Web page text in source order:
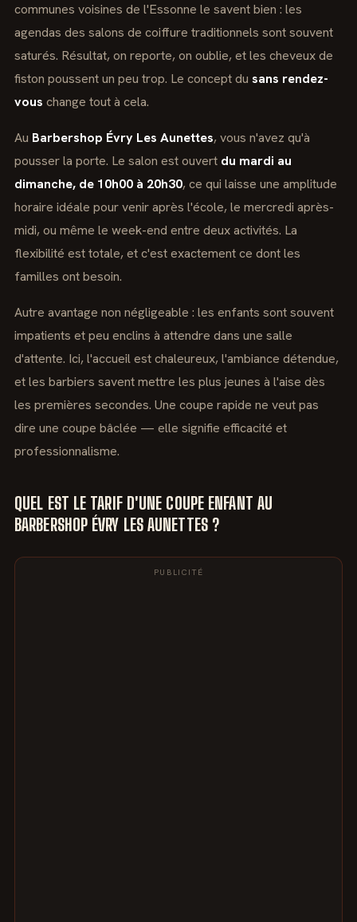
communes voisines de l'Essonne le savent bien : les
agendas des salons de coiffure traditionnels sont souvent
saturés. Résultat, on reporte, on oublie, et les cheveux de
fiston poussent un peu trop. Le concept du sans rendez-
vous change tout à cela.
Au Barbershop Évry Les Aunettes, vous n'avez qu'à
pousser la porte. Le salon est ouvert du mardi au
dimanche, de 10h00 à 20h30, ce qui laisse une amplitude
horaire idéale pour venir après l'école, le mercredi après-
midi, ou même le week-end entre deux activités. La
flexibilité est totale, et c'est exactement ce dont les
familles ont besoin.
Autre avantage non négligeable : les enfants sont souvent
impatients et peu enclins à attendre dans une salle
d'attente. Ici, l'accueil est chaleureux, l'ambiance détendue,
et les barbiers savent mettre les plus jeunes à l'aise dès
les premières secondes. Une coupe rapide ne veut pas
dire une coupe bâclée — elle signifie efficacité et
professionnalisme.
QUEL EST LE TARIF D'UNE COUPE ENFANT AU
BARBERSHOP ÉVRY LES AUNETTES ?
PUBLICITÉ